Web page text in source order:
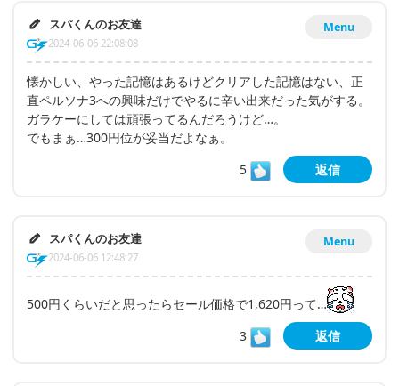
Menu
スパくんのお友達
2024-06-06 22:08:08
懐かしい、やった記憶はあるけどクリアした記憶はない、正
直ペルソナ3への興味だけでやるに辛い出来だった気がする。
ガラケーにしては頑張ってるんだろうけど…。
でもまぁ…300円位が妥当だよなぁ。
5
返信
Menu
スパくんのお友達
2024-06-06 12:48:27
500円くらいだと思ったらセール価格で1,620円って…
3
返信